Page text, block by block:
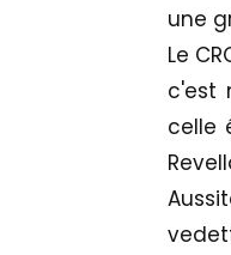
une
Le
c'est
celle